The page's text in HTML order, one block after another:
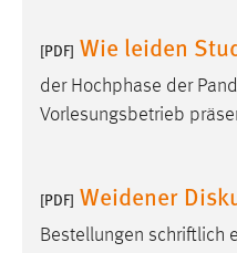
[PDF] Wie leiden
der Hochphase der
Vorlesungsbetrieb
[PDF] Weidener
Bestellungen schriftlich
Zweck:
Dieser
des
Cookie Laufzeit: 1 Jahr
Performance
Name: